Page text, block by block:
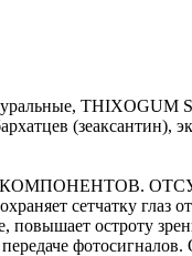
THIXOGUM
(зеаксантин),
сетчатку
повышает остроту